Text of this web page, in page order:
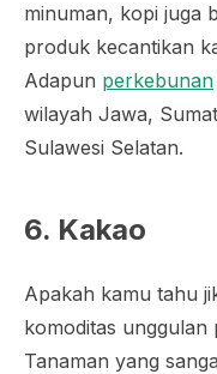
minuman, kopi juga
produk kecantikan
Adapun perkebunan
wilayah Jawa,
Sulawesi Selatan.
6. Kakao
Apakah kamu tahu
komoditas unggulan
Tanaman yang